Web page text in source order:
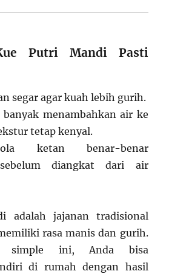
Putri Mandi Pasti
segar agar kuah lebih gurih.
banyak menambahkan air ke
tetap kenyal.
ketan benar-benar
diangkat dari air
adalah jajanan tradisional
rasa manis dan gurih.
simple ini, Anda bisa
di rumah dengan hasil